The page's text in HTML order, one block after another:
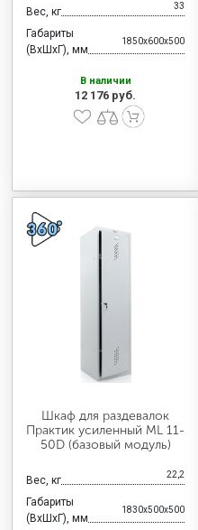
Вес, кг 33
Габариты
(ВхШхГ), мм
1850x600x500
В наличии
12 176 руб.
Шкаф для раздевалок
Практик усиленный ML 11-
50D (базовый модуль)
Вес, кг 22,2
Габариты
(ВхШхГ), мм
1830x500x500